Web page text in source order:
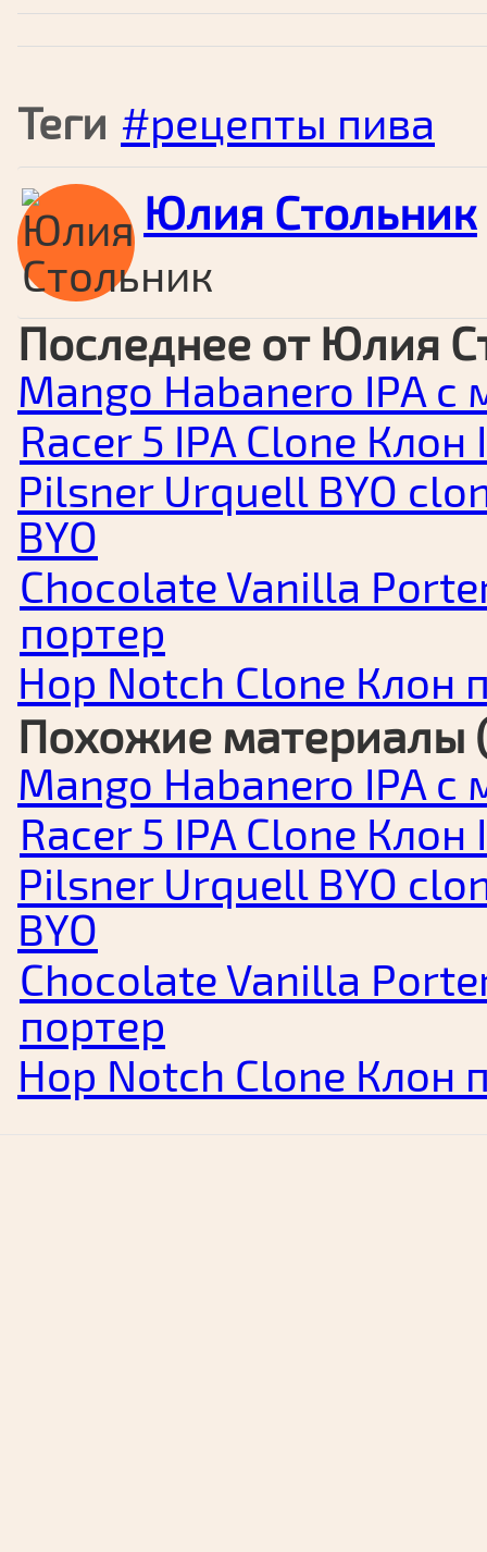
Теги рецепты пива
Юлия Стольник
Последнее от Юлия
Mango Habanero IPA с
Racer 5 IPA Clone Клон
Pilsner Urquell BYO
BYO
Chocolate Vanilla
портер
Hop Notch Clone Клон
Похожие материалы
Mango Habanero IPA с
Racer 5 IPA Clone Клон
Pilsner Urquell BYO
BYO
Chocolate Vanilla
портер
Hop Notch Clone Клон